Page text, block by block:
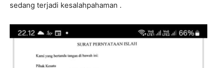
sedang terjadi kesalahpahaman .